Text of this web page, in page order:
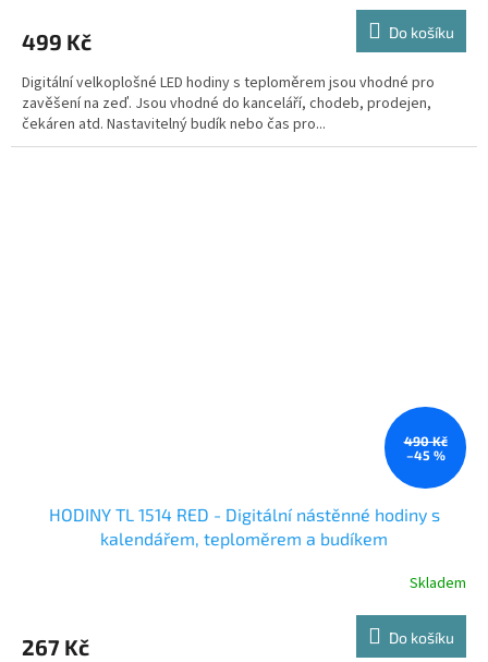
499 Kč Do košíku
Digitální velkoplošné LED hodiny s teploměrem jsou vhodné pro
zavěšení na zeď. Jsou vhodné do kanceláří, chodeb, prodejen,
čekáren atd. Nastavitelný budík nebo čas pro...
490 Kč
–45 %
HODINY TL 1514 RED - Digitální nástěnné hodiny s
kalendářem, teploměrem a budíkem
Skladem
267 Kč Do košíku